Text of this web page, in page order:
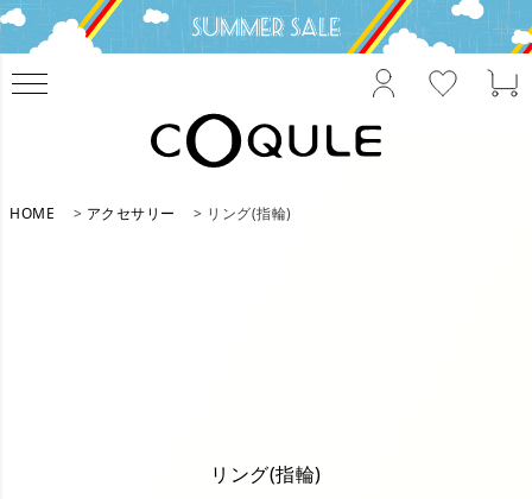
HOME アクセサリー リング(指輪)
リング(指輪)